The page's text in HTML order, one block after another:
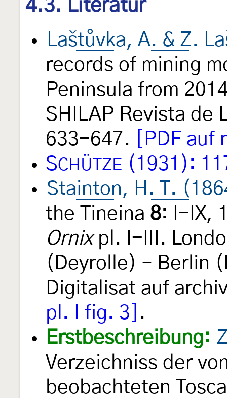
4.3. Literatur
Laštůvka, A. & Z.
records of mining
Peninsula from
SHILAP Revista
633-647.
[PDF
SCHÜTZE (1931):
Stainton, H. T.
the Tineina 8: I-IX,
Ornixpl. I-III.
(Deyrolle) – Berlin
Digitalisat auf
pl. I fig. 3] .
Erstbeschreibung:
Verzeichniss der
beobachteten